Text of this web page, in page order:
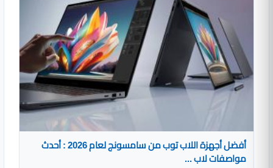
أفضل أجهزة اللاب توب من سامسونج لعام 2026 : أحدث
مواصفات لاب ...